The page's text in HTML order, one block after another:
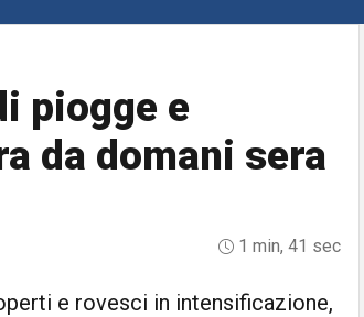
piogge e
da domani sera
1 min, 41 sec
e rovesci in intensificazione,